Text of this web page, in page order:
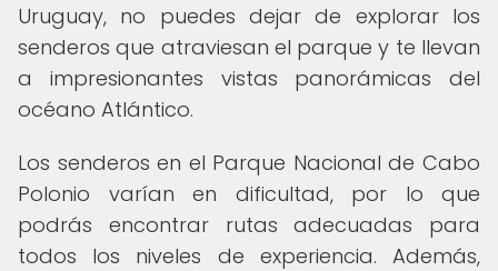
Uruguay, no puedes dejar de explorar los
senderos que atraviesan el parque y te llevan
a impresionantes vistas panorámicas del
océano Atlántico.
Los senderos en el Parque Nacional de Cabo
Polonio varían en dificultad, por lo que
podrás encontrar rutas adecuadas para
todos los niveles de experiencia. Además,